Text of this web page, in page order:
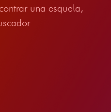
una esquela,